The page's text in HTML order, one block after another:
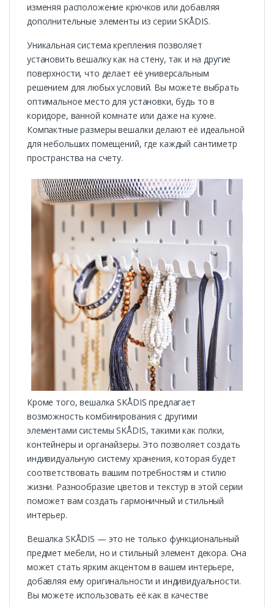
изменяя расположение крючков или добавляя
дополнительные элементы из серии SKÅDIS.
Уникальная система крепления позволяет
установить вешалку как на стену, так и на другие
поверхности, что делает её универсальным
решением для любых условий. Вы можете выбрать
оптимальное место для установки, будь то в
коридоре, ванной комнате или даже на кухне.
Компактные размеры вешалки делают её идеальной
для небольших помещений, где каждый сантиметр
пространства на счету.
Кроме того, вешалка SKÅDIS предлагает
возможность комбинирования с другими
элементами системы SKÅDIS, такими как полки,
контейнеры и органайзеры. Это позволяет создать
индивидуальную систему хранения, которая будет
соответствовать вашим потребностям и стилю
жизни. Разнообразие цветов и текстур в этой серии
поможет вам создать гармоничный и стильный
интерьер.
Вешалка SKÅDIS — это не только функциональный
предмет мебели, но и стильный элемент декора. Она
может стать ярким акцентом в вашем интерьере,
добавляя ему оригинальности и индивидуальности.
Вы можете использовать её как в качестве